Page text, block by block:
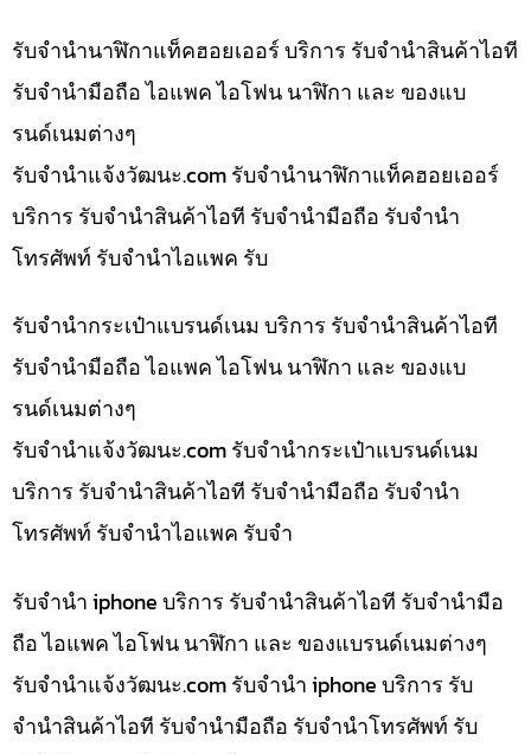
รับจำนำนาฬิกาแท็คฮอยเออร์ บริการ รับจำนำสินค้าไอที
รับจำนำมือถือ ไอแพค ไอโฟน นาฬิกา และ ของแบ
รนด์เนมต่างๆ
รับจํานําแจ้งวัฒนะ.com รับจำนำนาฬิกาแท็คฮอยเออร์
บริการ รับจำนำสินค้าไอที รับจำนำมือถือ รับจำนำ
โทรศัพท์ รับจำนำไอแพค รับ
รับจำนำกระเป๋าแบรนด์เนม บริการ รับจำนำสินค้าไอที
รับจำนำมือถือ ไอแพค ไอโฟน นาฬิกา และ ของแบ
รนด์เนมต่างๆ
รับจํานําแจ้งวัฒนะ.com รับจำนำกระเป๋าแบรนด์เนม
บริการ รับจำนำสินค้าไอที รับจำนำมือถือ รับจำนำ
โทรศัพท์ รับจำนำไอแพค รับจำ
รับจำนำ iphone บริการ รับจำนำสินค้าไอที รับจำนำมือ
ถือ ไอแพค ไอโฟน นาฬิกา และ ของแบรนด์เนมต่างๆ
รับจํานําแจ้งวัฒนะ.com รับจำนำ iphone บริการ รับ
จำนำสินค้าไอที รับจำนำมือถือ รับจำนำโทรศัพท์ รับ